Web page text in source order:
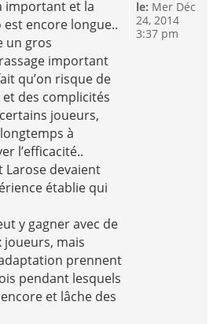
important et la
encore longue..
un gros
important
qu’on risque de
des complicités
joueurs,
à
l’efficacité..
Larose devaient
établie qui
y gagner avec de
mais
prennent
pendant lesquels
et lâche des
le: Mer Déc
24, 2014
3:37 pm